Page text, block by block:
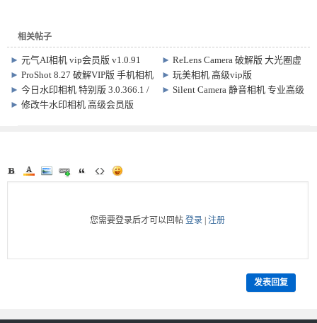
相关帖子
►元气AI相机 vip会员版 v1.0.91 ►ReLens Camera 破解版 大光圈虚
化单反相机 5.1.1
►ProShot 8.27 破解VIP版 手机相机
拍摄软件
►玩美相机 高级vip版
YouCamPerfect v6.19.1
►今日水印相机 特别版 3.0.366.1 /
国际版10.0.110
►Silent Camera 静音相机 专业高级
►修改牛水印相机 高级会员版
您需要登录后才可以回帖登录 |注册
发表回复